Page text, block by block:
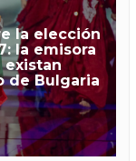
la elección
la emisora
existan
de Bulgaria